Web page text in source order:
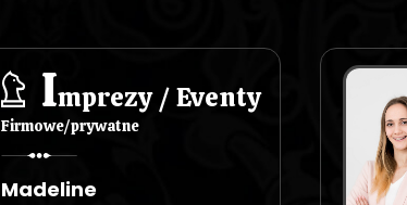
Imprezy / Eventy
Firmowe/prywatne
Madeline